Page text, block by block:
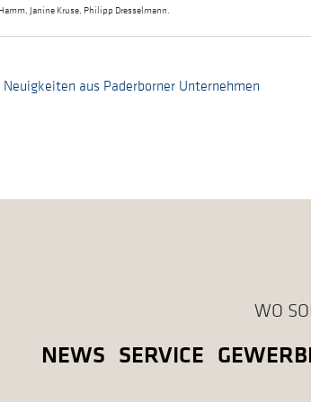
Janine Kruse, Philipp Dresselmann.
Neuigkeiten aus Paderborner Unternehmen
WO
NEWS SERVICE